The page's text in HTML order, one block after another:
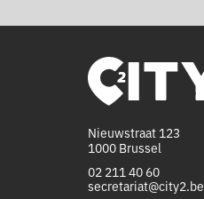
Nieuwstraat 123
1000 Brussel
02 211 40 60
secretariat@city2.be